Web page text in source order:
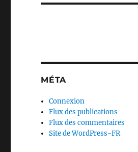
MÉTA
Connexion
Flux des publications
Flux des commentaires
Site de WordPress-FR